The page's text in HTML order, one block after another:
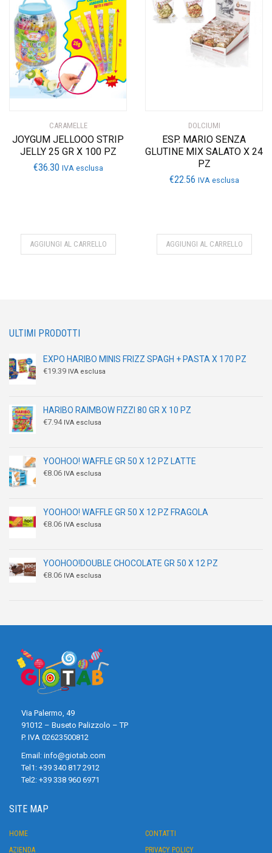
CARAMELLE
JOYGUM JELLOOO STRIP
JELLY 25 GR X 100 PZ
€36.30 IVA esclusa
AGGIUNGI AL CARRELLO
DOLCIUMI
ESP. MARIO SENZA
GLUTINE MIX SALATO X 24
PZ
€22.56 IVA esclusa
AGGIUNGI AL CARRELLO
ULTIMI PRODOTTI
EXPO HARIBO MINIS FRIZZ SPAGH + PASTA X 170 PZ
€19.39 IVA esclusa
HARIBO RAIMBOW FIZZI 80 GR X 10 PZ
€7.94 IVA esclusa
YOOHOO! WAFFLE GR 50 X 12 PZ LATTE
€8.06 IVA esclusa
YOOHOO! WAFFLE GR 50 X 12 PZ FRAGOLA
€8.06 IVA esclusa
YOOHOO!DOUBLE CHOCOLATE GR 50 X 12 PZ
€8.06 IVA esclusa
Via Palermo, 49
91012 – Buseto Palizzolo – TP
P. IVA 02623500812
Email: info@giotab.com
Tel1: +39 340 817 2912
Tel2: +39 338 960 6971
SITE MAP
HOME
AZIENDA
CONTATTI
PRIVACY POLICY